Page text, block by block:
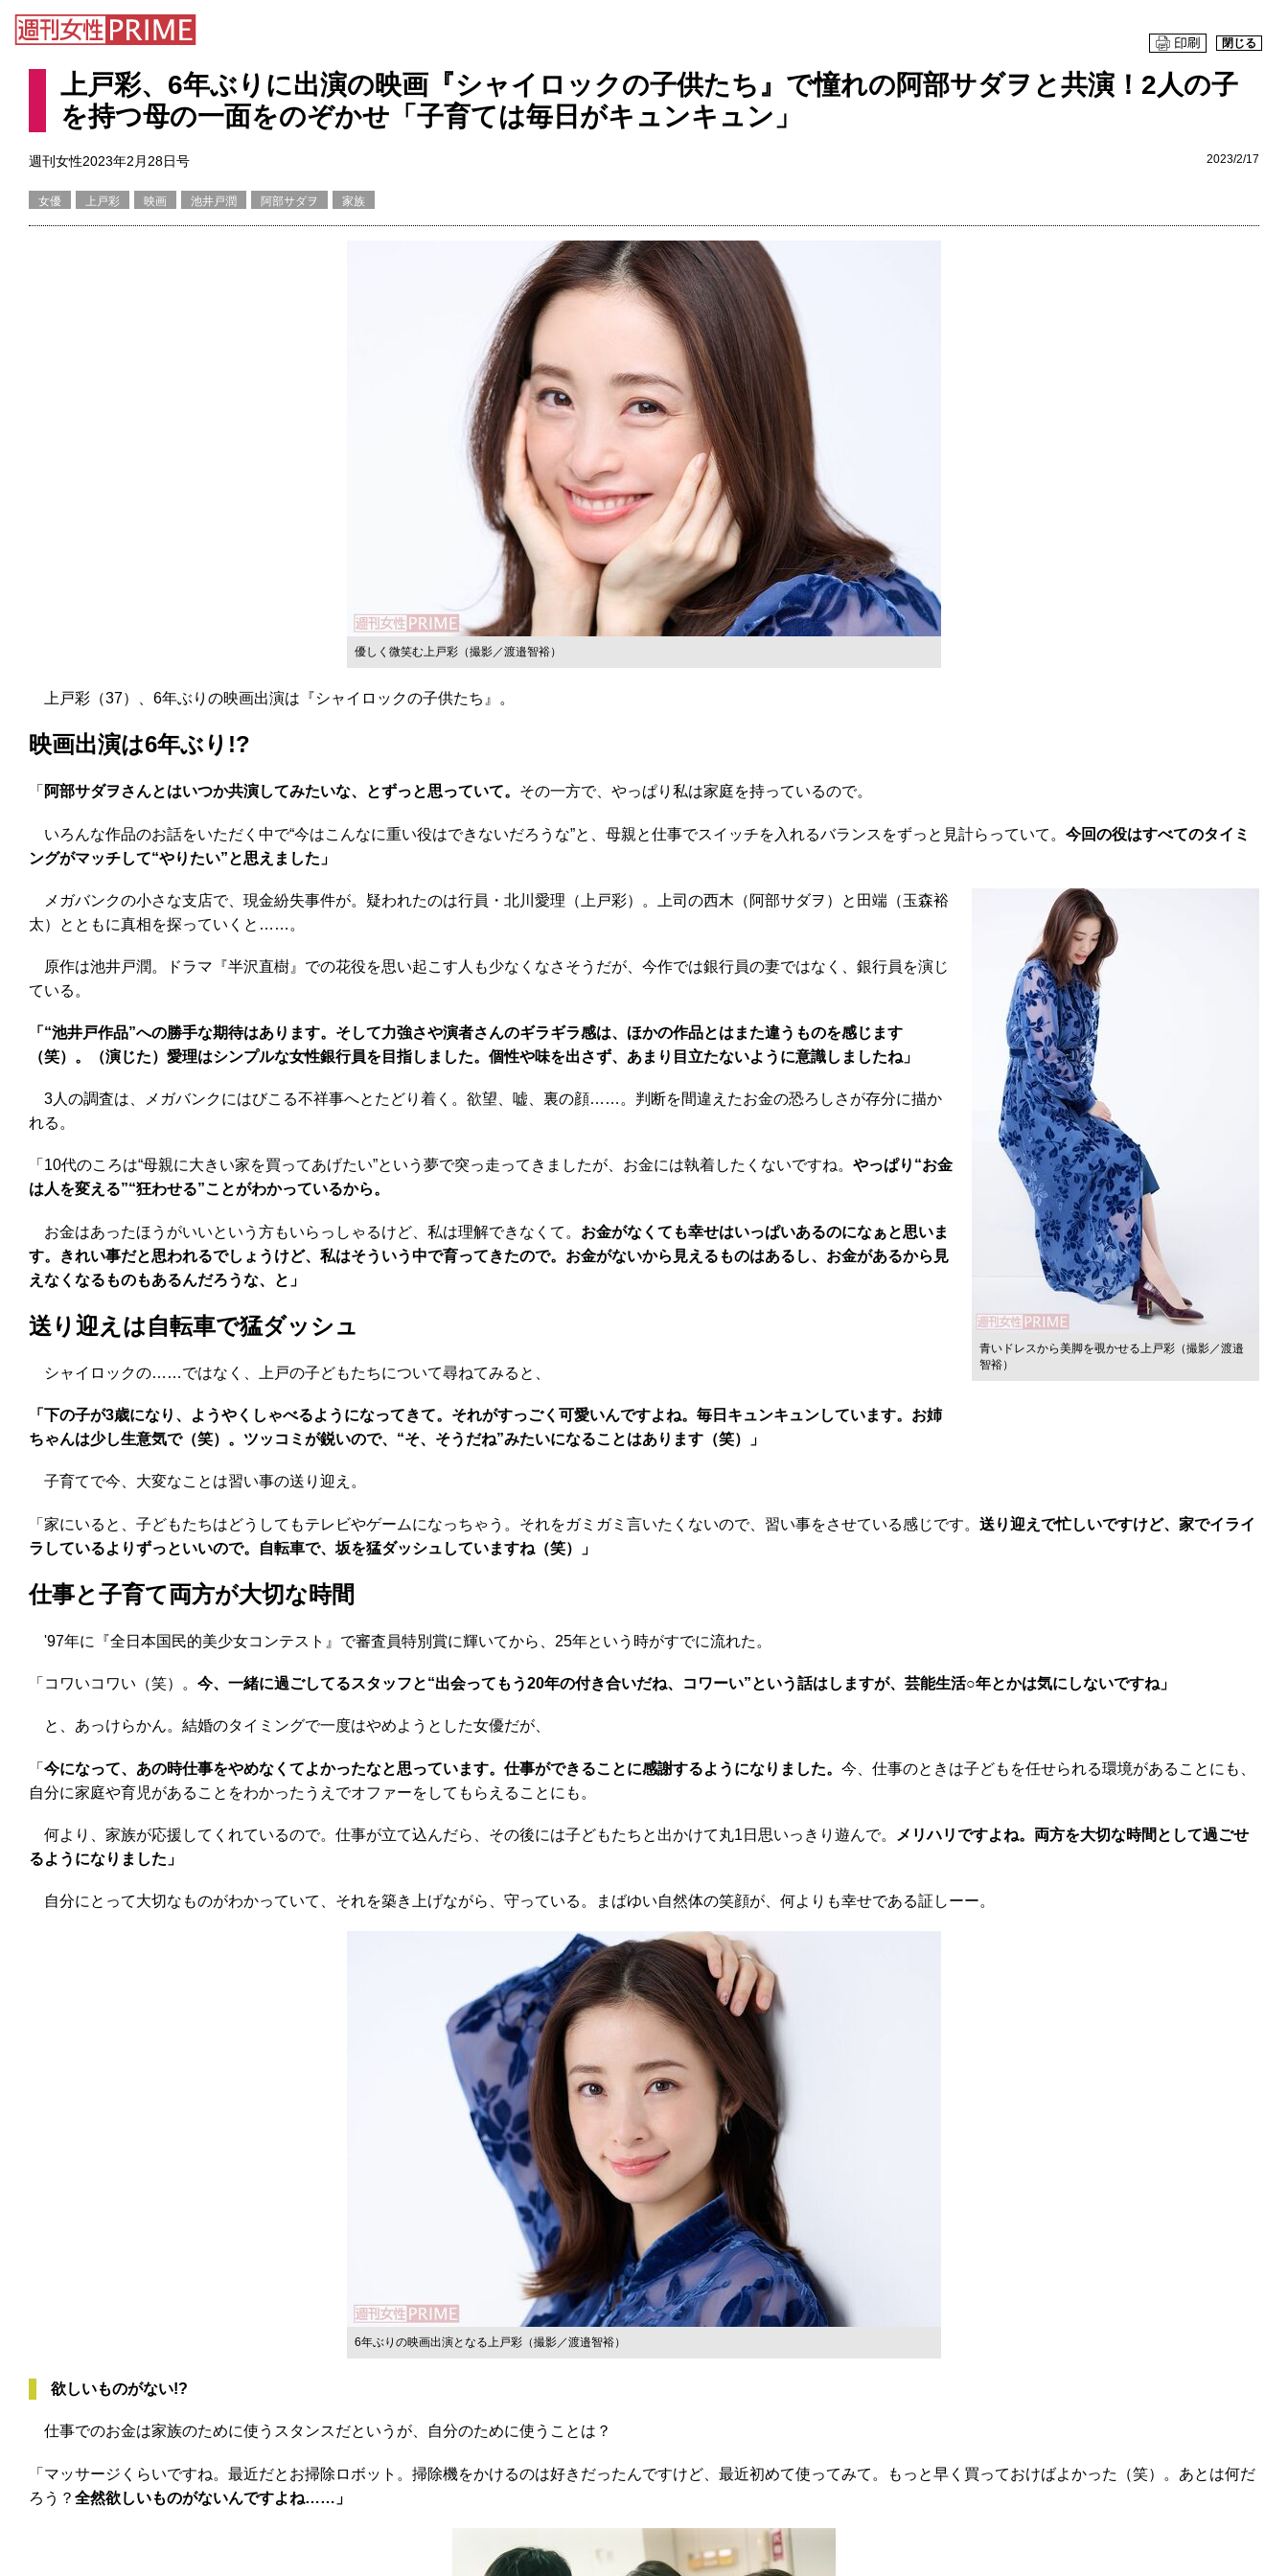
閉じる
上戸彩、6年ぶりに出演の映画『シャイロックの子供たち』で憧れの阿部サダヲと共演！2人の子
を持つ母の一面をのぞかせ「子育ては毎日がキュンキュン」
週刊女性2023年2月28日号 2023/2/17
女優 上戸彩 映画 池井戸潤 阿部サダヲ 家族
優しく微笑む上戸彩（撮影／渡邉智裕）
上戸彩（37）、6年ぶりの映画出演は『シャイロックの子供たち』。
映画出演は6年ぶり!?
「 阿部サダヲさんとはいつか共演してみたいな、とずっと思っていて。 その一方で、やっぱり私は家庭を持っているので。
いろんな作品のお話をいただく中で“今はこんなに重い役はできないだろうな”と、母親と仕事でスイッチを入れるバランスをずっと見計らっていて。 今回の役はすべてのタイミ
ングがマッチして“やりたい”と思えました」
青いドレスから美脚を覗かせる上戸彩（撮影／渡邉
智裕）
メガバンクの小さな支店で、現金紛失事件が。疑われたのは行員・北川愛理（上戸彩）。上司の西木（阿部サダヲ）と田端（玉森裕
太）とともに真相を探っていくと……。
原作は池井戸潤。ドラマ『半沢直樹』での花役を思い起こす人も少なくなさそうだが、今作では銀行員の妻ではなく、銀行員を演じ
ている。
「“池井戸作品”への勝手な期待はあります。そして力強さや演者さんのギラギラ感は、ほかの作品とはまた違うものを感じます
（笑）。（演じた）愛理はシンプルな女性銀行員を目指しました。個性や味を出さず、あまり目立たないように意識しましたね」
3人の調査は、メガバンクにはびこる不祥事へとたどり着く。欲望、嘘、裏の顔……。判断を間違えたお金の恐ろしさが存分に描か
れる。
「10代のころは“母親に大きい家を買ってあげたい”という夢で突っ走ってきましたが、お金には執着したくないですね。 やっぱり“お金
は人を変える”“狂わせる”ことがわかっているから。
お金はあったほうがいいという方もいらっしゃるけど、私は理解できなくて。 お金がなくても幸せはいっぱいあるのになぁと思いま
す。きれい事だと思われるでしょうけど、私はそういう中で育ってきたので。お金がないから見えるものはあるし、お金があるから見
えなくなるものもあるんだろうな、と」
送り迎えは自転車で猛ダッシュ
シャイロックの……ではなく、上戸の子どもたちについて尋ねてみると、
「下の子が3歳になり、ようやくしゃべるようになってきて。それがすっごく可愛いんですよね。毎日キュンキュンしています。お姉
ちゃんは少し生意気で（笑）。ツッコミが鋭いので、“そ、そうだね”みたいになることはあります（笑）」
子育てで今、大変なことは習い事の送り迎え。
「家にいると、子どもたちはどうしてもテレビやゲームになっちゃう。それをガミガミ言いたくないので、習い事をさせている感じです。 送り迎えで忙しいですけど、家でイライ
ラしているよりずっといいので。自転車で、坂を猛ダッシュしていますね（笑）」
仕事と子育て両方が大切な時間
'97年に『全日本国民的美少女コンテスト』で審査員特別賞に輝いてから、25年という時がすでに流れた。
「コワいコワい（笑）。 今、一緒に過ごしてるスタッフと“出会ってもう20年の付き合いだね、コワーい”という話はしますが、芸能生活○年とかは気にしないですね」
と、あっけらかん。結婚のタイミングで一度はやめようとした女優だが、
「 今になって、あの時仕事をやめなくてよかったなと思っています。仕事ができることに感謝するようになりました。 今、仕事のときは子どもを任せられる環境があることにも、
自分に家庭や育児があることをわかったうえでオファーをしてもらえることにも。
何より、家族が応援してくれているので。仕事が立て込んだら、その後には子どもたちと出かけて丸1日思いっきり遊んで。
メリハリですよね。両方を大切な時間として過ごせ
るようになりました」
自分にとって大切なものがわかっていて、それを築き上げながら、守っている。まばゆい自然体の笑顔が、何よりも幸せである証しーー。
6年ぶりの映画出演となる上戸彩（撮影／渡邉智裕）
欲しいものがない!?
仕事でのお金は家族のために使うスタンスだというが、自分のために使うことは？
「マッサージくらいですね。最近だとお掃除ロボット。掃除機をかけるのは好きだったんですけど、最近初めて使ってみて。もっと早く買っておけばよかった（笑）。あとは何だ
ろう？ 全然欲しいものがないんですよね……」